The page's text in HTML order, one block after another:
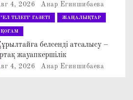
4, 2026 Анар Егиншибаева
"ЕЛ ТІЛЕГІ" ГАЗЕТІ ЖАҢАЛЫҚТАР
ҚОҒАМ
белсенді атсалысу –
жауапкершілік
4, 2026 Анар Егиншибаева